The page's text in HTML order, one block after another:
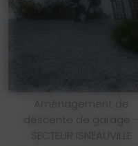
Aménagement de
descente de garage -
SECTEUR ISNEAUVILLE